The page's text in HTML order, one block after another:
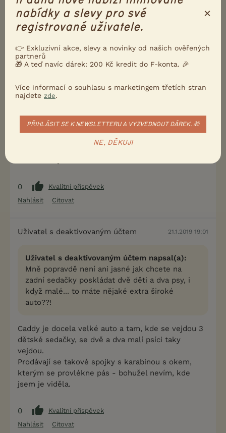
nezabírají
určitě bych si nového psa, o kterém skoro nic
nevím, dala s dalším psem mezi děti
v autě
Nahlásit
Citovat
Uživatel s deaktivovaným účtem 21.1.2019 18:32
Mně popravdě není ani jasné jak chcete na zadní
sedačky poskládat dvě děti a dva psy, i když malé...
0
Kvalitní příspěvek
Nahlásit
Citovat
Uživatel s deaktivovaným účtem 21.1.2019 19:01
Uživatel s deaktivovaným účtem napsal(a):
Mně popravdě není ani jasné jak chcete na
zadní sedačky poskládat dvě děti a dva psy, i
když malé... to máte nějaké extra široké
auto??!
Caddy je docela velké auto a tam, kde se vejdou 3
dětské sedačky, se dvě a dva malí psíci taky
vejdou.
Prodávají se takové spojky s karabinou s okem,
kterým se provlékne pás - bohužel nevím, kde
jsem je viděla.
0
Kvalitní příspěvek
Nahlásit
Citovat
nabídky a slevy pro své
registrované uživatele.
×
👉 Exkluzivní akce, slevy a novinky od našich ověřených
partnerů
🎁 A teď navíc dárek: 200 Kč kredit do F-konta. 🎉
Více informací o souhlasu s marketingem třetích stran
najdete zde.
PŘIHLÁSIT SE K NEWSLETTERU A VYZVEDNOUT DÁREK. 🎁
NE, DĚKUJI